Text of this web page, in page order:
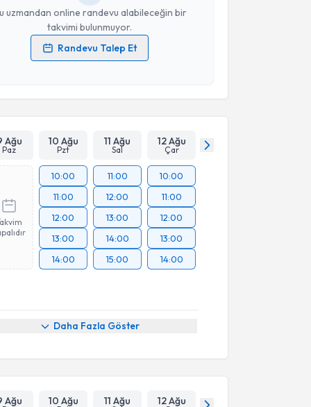
uzmandan online randevu alabileceğin bir
takvimi bulunmuyor.
Randevu Talep Et
işlenmesine ilişkinAydınlatma Metni
Ağu
Paz
10 Ağu
Pzt
11 Ağu
Sal
12 Ağu
Çar
10:00
11:00
12:00
13:00
14:00
11:00
12:00
13:00
14:00
15:00
10:00
11:00
12:00
13:00
14:00
Daha Fazla Göster
Ağu 10 Ağu 11 Ağu 12 Ağu